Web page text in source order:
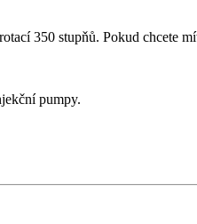
350 stupňů. Pokud chcete
pumpy.